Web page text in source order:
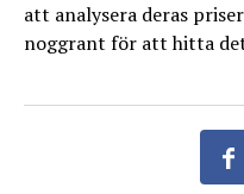
att analysera deras
noggrant för att hitta